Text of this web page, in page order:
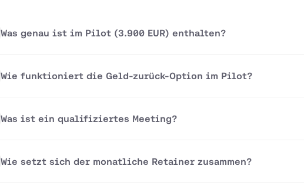
Was genau ist im Pilot (3.900 EUR) enthalten?
Wie funktioniert die Geld-zurück-Option im Pilot?
Was ist ein qualifiziertes Meeting?
Wie setzt sich der monatliche Retainer zusammen?